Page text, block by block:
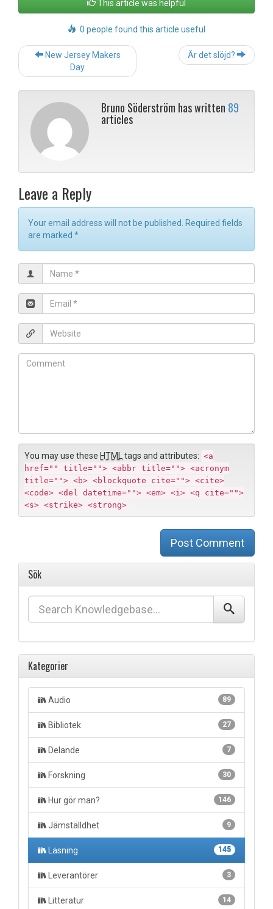
This article was helpful
0 people found this article useful
New Jersey Makers
Day
Är det slöjd?
Bruno Söderström has written 89
articles
Leave a Reply
Your email address will not be published. Required fields
are marked *
a
*
m
l
e
b
t
You may use these HTML tags and attributes: <a
href="" title=""> <abbr title=""> <acronym
title=""> <b> <blockquote cite=""> <cite>
<code> <del datetime=""> <em> <i> <q cite="">
<s> <strike> <strong>
Post Comment
Sök
Kategorier
89
Audio
27
Bibliotek
7
Delande
30
Forskning
146
Hur gör man?
9
Jämställdhet
145
Läsning
3
Leverantörer
14
Litteratur